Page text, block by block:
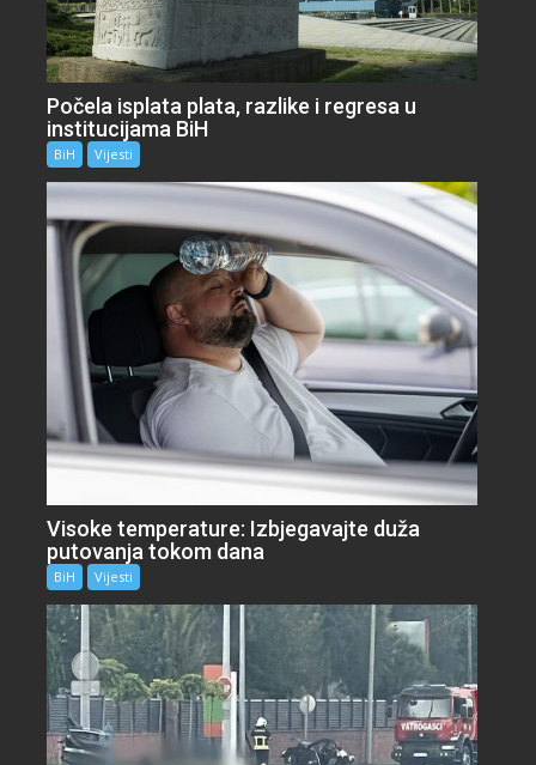
Počela isplata plata, razlike i regresa u
institucijama BiH
BiH Vijesti
Visoke temperature: Izbjegavajte duža
putovanja tokom dana
BiH Vijesti